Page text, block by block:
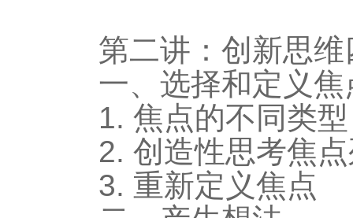
第二讲：创新思
一、选择和定义焦
1. 焦点的不同类型
2. 创造性思考焦
3. 重新定义焦点